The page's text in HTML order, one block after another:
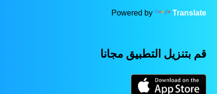
Powered by Translate
قم بتنزيل التطبيق مجانا